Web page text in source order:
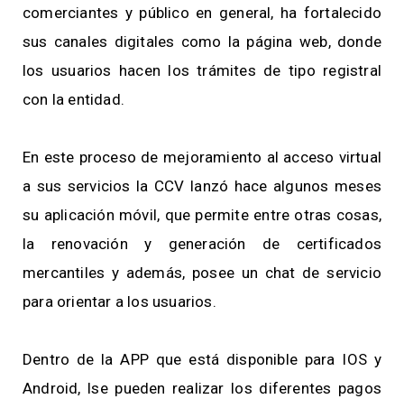
comerciantes y público en general, ha fortalecido
sus canales digitales como la página web, donde
los usuarios hacen los trámites de tipo registral
con la entidad.
En este proceso de mejoramiento al acceso virtual
a sus servicios la CCV lanzó hace algunos meses
su aplicación móvil, que permite entre otras cosas,
la renovación y generación de certificados
mercantiles y además, posee un chat de servicio
para orientar a los usuarios.
Dentro de la APP que está disponible para IOS y
Android, lse pueden realizar los diferentes pagos